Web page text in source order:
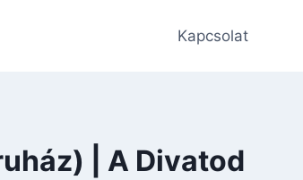
Kapcsolat
| A Divatod